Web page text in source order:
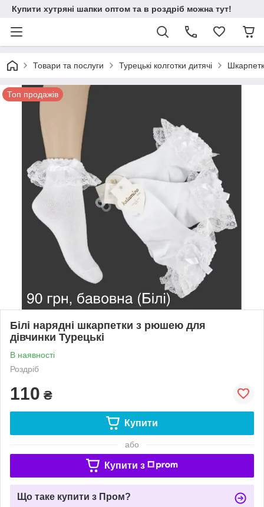
Купити хутряні шапки оптом та в роздріб можна тут!
Товари та послуги Турецькі колготки дитячі
Топ продажів
Білі нарядні шкарпетки з рюшею для
дівчинки Турецькі
В наявності
Роздріб
110 ₴
Купити
або
Купити з
Що таке купити з Пром?